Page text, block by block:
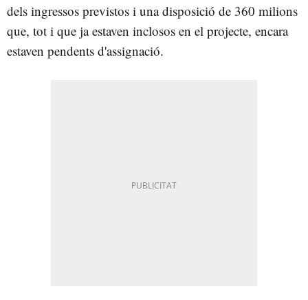
dels ingressos previstos i una disposició de 360 milions
que, tot i que ja estaven inclosos en el projecte, encara
estaven pendents d'assignació.